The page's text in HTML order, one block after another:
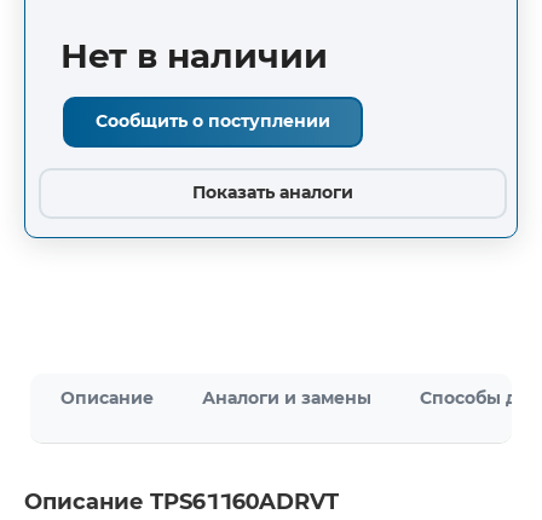
Нет в наличии
Сообщить о поступлении
Показать аналоги
Описание Аналоги и замены Способы
Описание TPS61160ADRVT